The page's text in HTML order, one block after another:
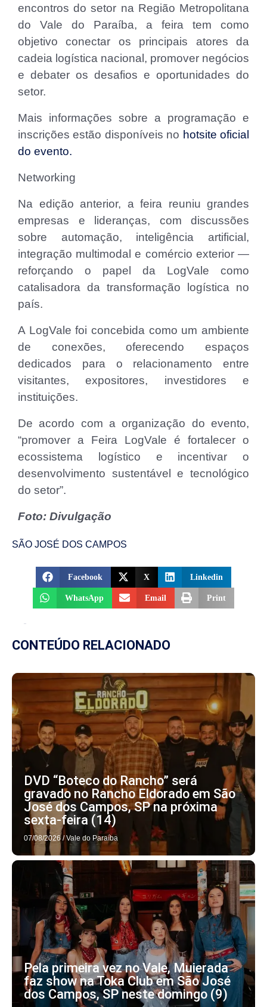
encontros do setor na Região Metropolitana
do Vale do Paraíba, a feira tem como
objetivo conectar os principais atores da
cadeia logística nacional, promover negócios
e debater os desafios e oportunidades do
setor.
Mais informações sobre a programação e
inscrições estão disponíveis no hotsite oficial
do evento.
Networking
Na edição anterior, a feira reuniu grandes
empresas e lideranças, com discussões
sobre automação, inteligência artificial,
integração multimodal e comércio exterior —
reforçando o papel da LogVale como
catalisadora da transformação logística no
país.
A LogVale foi concebida como um ambiente
de conexões, oferecendo espaços
dedicados para o relacionamento entre
visitantes, expositores, investidores e
instituições.
De acordo com a organização do evento,
“promover a Feira LogVale é fortalecer o
ecossistema logístico e incentivar o
desenvolvimento sustentável e tecnológico
do setor”.
Foto: Divulgação
SÃO JOSÉ DOS CAMPOS
Facebook X Linkedin
WhatsApp Email Print
CONTEÚDO RELACIONADO
DVD “Boteco do Rancho” será
gravado no Rancho Eldorado em São
José dos Campos, SP na próxima
sexta-feira (14)
07/08/2026 / Vale do Paraíba
Pela primeira vez no Vale, Muierada
faz show na Toka Club em São José
dos Campos, SP neste domingo (9)